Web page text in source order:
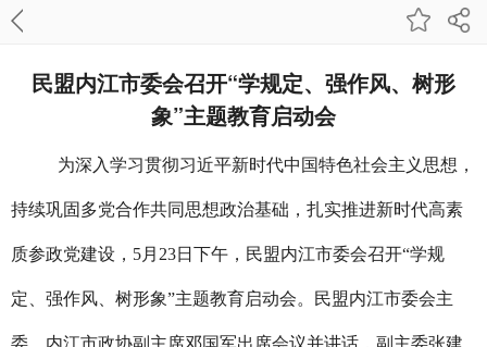
民盟内江市委会召开“学规定、强作风、树形
象”主题教育启动会
为深入学习贯彻习近平新时代中国特色社会主义思想，
持续巩固多党合作共同思想政治基础，扎实推进新时代高素
质参政党建设，5月23日下午，民盟内江市委会召开“学规
定、强作风、树形象”主题教育启动会。民盟内江市委会主
委、内江市政协副主席邓国军出席会议并讲话，副主委张建